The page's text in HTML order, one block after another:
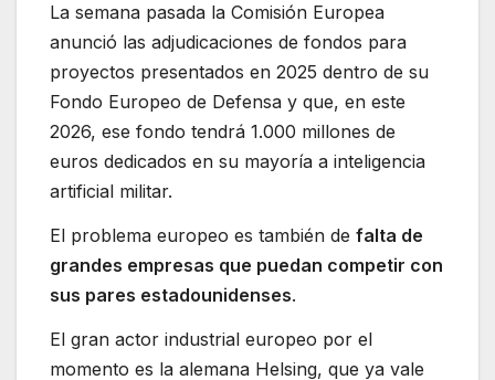
La semana pasada la Comisión Europea
anunció las adjudicaciones de fondos para
proyectos presentados en 2025 dentro de su
Fondo Europeo de Defensa y que, en este
2026, ese fondo tendrá 1.000 millones de
euros dedicados en su mayoría a inteligencia
artificial militar.
El problema europeo es también de falta de
grandes empresas que puedan competir con
sus pares estadounidenses.
El gran actor industrial europeo por el
momento es la alemana Helsing, que ya vale